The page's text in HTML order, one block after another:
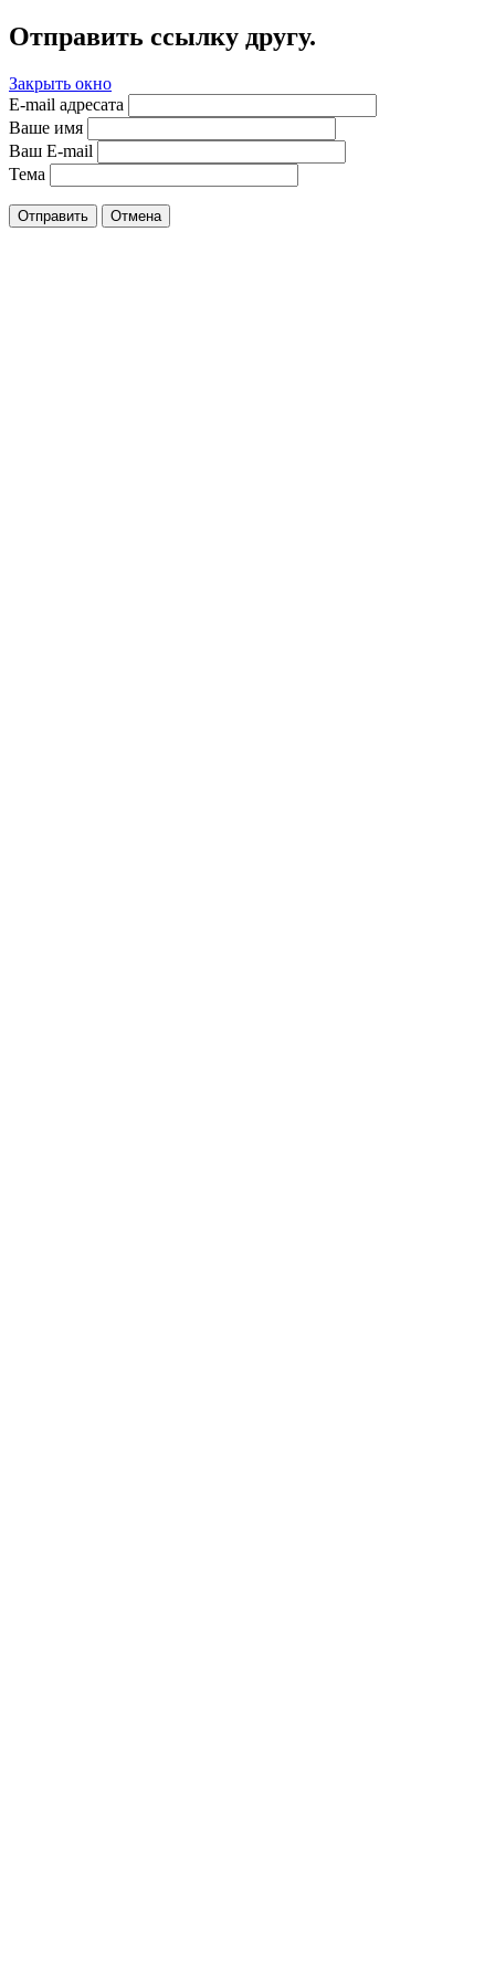
Отправить ссылку другу.
Закрыть окно
E-mail адресата
Ваше имя
Ваш E-mail
Тема
Отправить Отмена